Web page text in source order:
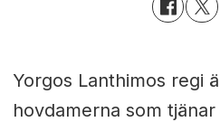
Yorgos Lanthimos regi
hovdamerna som